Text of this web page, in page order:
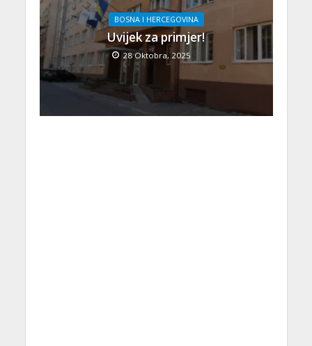
BOSNA I HERCEGOVINA
Uvijek za primjer!
28 Oktobra, 2025